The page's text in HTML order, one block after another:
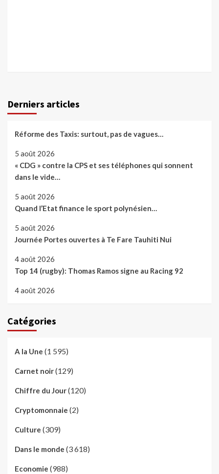
Derniers articles
Réforme des Taxis: surtout, pas de vagues…
5 août 2026
« CDG » contre la CPS et ses téléphones qui sonnent
dans le vide…
5 août 2026
Quand l’Etat finance le sport polynésien…
5 août 2026
Journée Portes ouvertes à Te Fare Tauhiti Nui
4 août 2026
Top 14 (rugby): Thomas Ramos signe au Racing 92
4 août 2026
Catégories
A la Une (1 595)
Carnet noir(129)
Chiffre du Jour(120)
Cryptomonnaie (2)
Culture (309)
Dans le monde (3 618)
Economie (988)